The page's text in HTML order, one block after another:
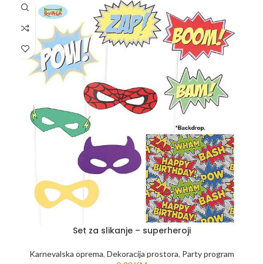
Set za slikanje – superheroji
Karnevalska oprema, Dekoracija prostora, Party program